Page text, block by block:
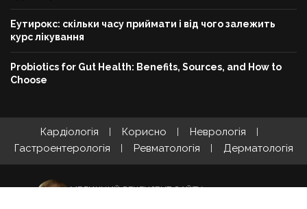
Еутирокс: скільки часу приймати і від чого залежить
курс лікування
Probiotics for Gut Health: Benefits, Sources, and How to
Choose
Кардіологія Корисно
Неврологія
Гастроентерологія
Ревматологія Дерматологія
МЕДИЧНИЙ РЕЦЕНЗЕНТ САЙТУ